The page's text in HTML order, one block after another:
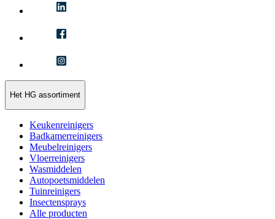
Het HG assortiment
Keukenreinigers
Badkamerreinigers
Meubelreinigers
Vloerreinigers
Wasmiddelen
Autopoetsmiddelen
Tuinreinigers
Insectensprays
Alle producten